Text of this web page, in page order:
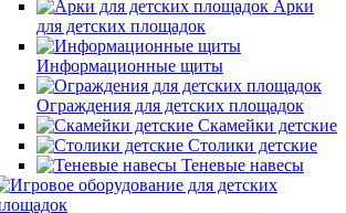
Арки
для детских площадок
Информационные щиты
Ограждения для детских площадок
Скамейки детские
Столики детские
Теневые навесы